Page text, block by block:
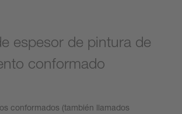
espesor de pintura de
conformado
conformados (también llamados